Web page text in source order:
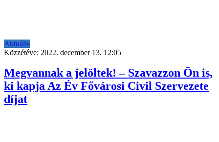
Aktuális
Közzétéve: 2022. december 13. 12:05
Megvannak a jelöltek! – Szavazzon Ön is,
ki kapja Az Év Fővárosi Civil Szervezete
díjat